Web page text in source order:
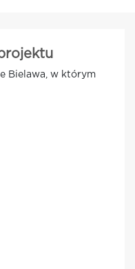
Bielawa, w którym